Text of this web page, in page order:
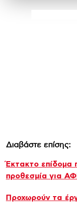
Διαβάστε επίσης:
Έκτακτο επίδομα
προθεσμία για
Προχωρούν τα